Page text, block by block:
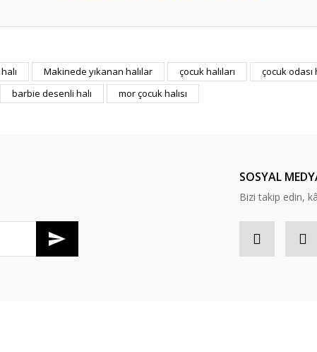
Bu ürüne ilk yorumu siz yapın!
Makinede yıkanan halılar çocuk halıları
çocuk odası
barbie desenli halı mor çocuk halısı
SOSYAL
Bizi takip edin,